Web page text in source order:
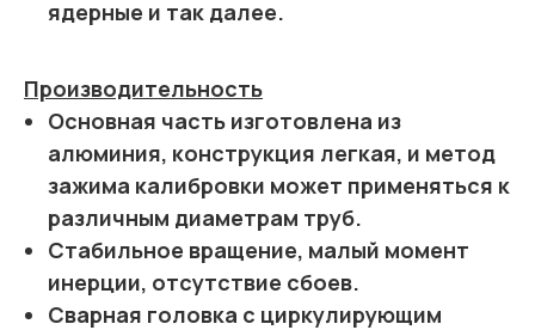
ядерные и так далее.
Производительность
Основная часть изготовлена из
алюминия, конструкция легкая, и метод
зажима калибровки может применяться к
различным диаметрам труб.
Стабильное вращение, малый момент
инерции, отсутствие сбоев.
Сварная головка с циркулирующим